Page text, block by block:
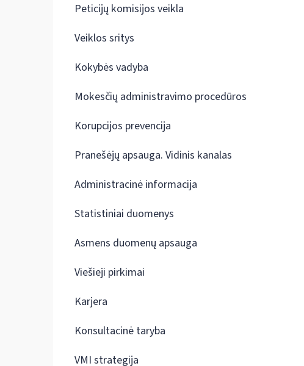
Peticijų komisijos veikla
Veiklos sritys
Kokybės vadyba
Mokesčių administravimo procedūros
Korupcijos prevencija
Pranešėjų apsauga. Vidinis kanalas
Administracinė informacija
Statistiniai duomenys
Asmens duomenų apsauga
Viešieji pirkimai
Karjera
Konsultacinė taryba
VMI strategija